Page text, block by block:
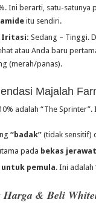
Ini berarti, satu-satunya
itu sendiri.
Iritasi: Sedang – Tinggi.
atau Anda baru
(merah/panas).
Majalah
adalah “The
“badak” (tidak sensitif)
pada bekas
untuk pemula. Ini adalah
Harga & Beli